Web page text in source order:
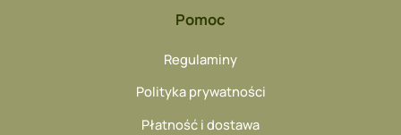
Pomoc
Regulaminy
Polityka prywatności
Płatność i dostawa